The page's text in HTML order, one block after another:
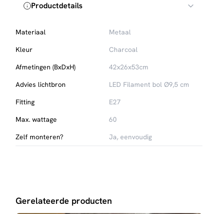
Productdetails
Materiaal
Metaal
Kleur
Charcoal
Afmetingen (BxDxH)
42x26x53cm
Advies lichtbron
LED Filament bol Ø9,5 cm
Fitting
E27
Max. wattage
60
Zelf monteren?
Ja, eenvoudig
Gerelateerde producten